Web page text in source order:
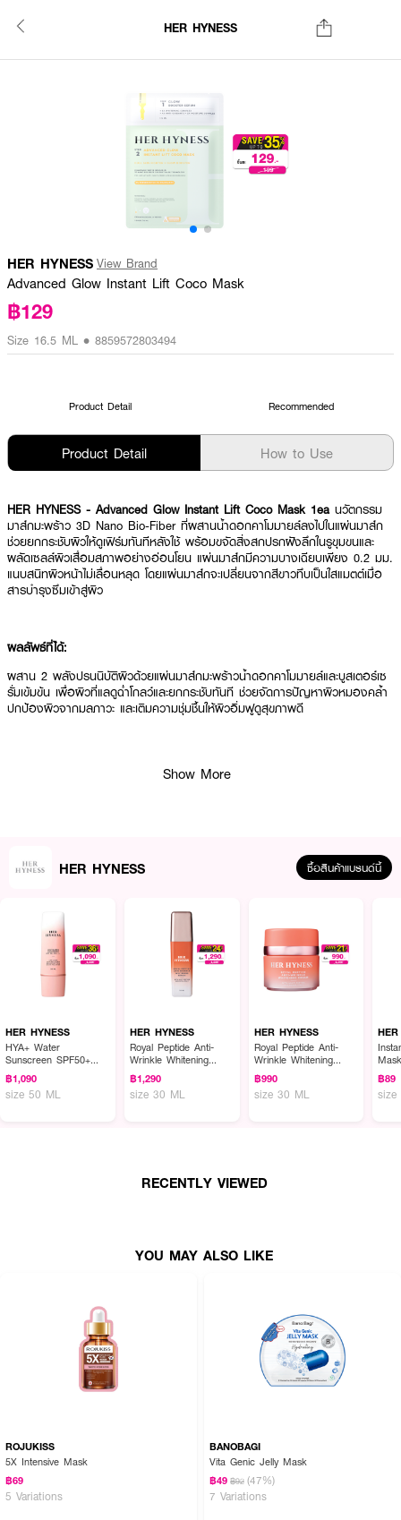
HER HYNESS
HER HYNESS View Brand
Advanced Glow Instant Lift Coco Mask
฿129
Size 16.5 ML • 8859572803494
Product Detail Recommended
Product Detail How to Use
HER HYNESS - Advanced Glow Instant Lift Coco Mask 1ea นวัตกรรม
มาส์กมะพร้าว 3D Nano Bio-Fiber ที่ผสานน้ำดอกคาโมมายล์ลงไปในแผ่นมาส์ก
ช่วยยกกระชับผิวให้ดูเฟิร์มทันทีหลังใช้ พร้อมขจัดสิ่งสกปรกฝังลึกในรูขุมขนและ
ผลัดเซลล์ผิวเสื่อมสภาพอย่างอ่อนโยน แผ่นมาส์กมีความบางเฉียบเพียง 0.2 มม.
แนบสนิทผิวหน้าไม่เลื่อนหลุด โดยแผ่นมาส์กจะเปลี่ยนจากสีขาวทึบเป็นใสแมตต์เมื่อ
สารบำรุงซึมเข้าสู่ผิว
ผลลัพธ์ที่ได้:
ผสาน 2 พลังปรนนิบัติผิวด้วยแผ่นมาส์กมะพร้าวน้ำดอกคาโมมายล์และบูสเตอร์เซ
รั่มเข้มข้น เพื่อผิวที่แลดูฉ่ำโกลว์และยกกระชับทันที ช่วยจัดการปัญหาผิวหมองคล้ำ
ปกป้องผิวจากมลภาวะ และเติมความชุ่มชื้นให้ผิวอิ่มฟูดูสุขภาพดี
● มาส์กมะพร้าว 3D Nano Bio-Fiber ผสานน้ำดอกคาโมมายล์
● 4X แอนติออกซิแดนท์ ปกป้องผิวจากมลภาวะและอนุมูลอิสระ
● 5X มอยส์เจอร์คอมเพล็กซ์ เติมความชุ่มชื้นล้ำลึก ให้ผิวอิ่มฟูฉ่ำน้ำ
● น้ำดอกคาโมมายล์ ปลอบประโลมและคืนความสดชื่นให้ผิวอย่างอ่อนโยน
● SUPRAMOLECULAR CA เสริมความยืดหยุ่นและลดความหมองคล้ำจาก
กระบวนการไกลเคชัน
● ปราศจากสารกันเสียและน้ำหอม
● ปริมาณ 1 ชิ้น
How To Use:
● แนะนำให้มาส์กทิ้งไว้ประมาณ 1 ชั่วโมง หรือจนกว่าแผ่นมาส์กจะเริ่มแห้งและ
EGCG, Fibroin, Ganoderma Sinense Extract, Oryza Sativa (Rice) Seed
สว่างใสฉ่ำโกลว์ดูสุขภาพดีค่ะ
● แผ่นมาส์กต่างจากมาส์กทั่วไปยังไง?: เป็นเทคโนโลยี 3D Nano Bio-Fiber จาก
มะพร้าวที่บางเพียง 0.2 มม. แนบสนิทผิวได้ดีกว่า และช่วยดึงสิ่งสกปรกออกจากรู
Show More
HER HYNESS ซื้อสินค้าแบรนด์นี้
HER HYNESS
HYA+ Water
Sunscreen SPF50+
PA++++
฿1,090
size 50 ML
HER HYNESS
Royal Peptide Anti-
Wrinkle Whitening
Serum
฿1,290
size 30 ML
HER HYNESS
Royal Peptide Anti-
Wrinkle Whitening
Cream
฿990
size 30 ML
฿89
size
RECENTLY VIEWED
YOU MAY ALSO LIKE
ROJUKISS
5X Intensive Mask
฿69
5 Variations
BANOBAGI
Vita Genic Jelly Mask
฿49 ฿92 (47%)
7 Variations